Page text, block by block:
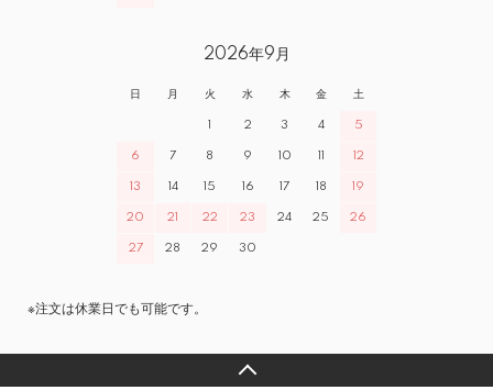
2026年9月
日 月 火 水 木 金 土
1 2 3 4 5
6 7 8 9 10 11 12
13 14 15 16 17 18 19
20 21 22 23 24 25 26
27 28 29 30
※注文は休業日でも可能です。